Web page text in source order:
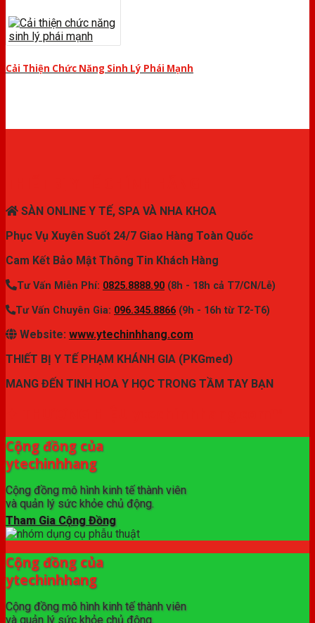
Cải Thiện Chức Năng Sinh Lý Phái Mạnh
SÀN ONLINE Y TẾ, SPA VÀ NHA KHOA
Phục Vụ Xuyên Suốt 24/7 Giao Hàng Toàn Quốc
Cam Kết Bảo Mật Thông Tin Khách Hàng
Tư Vấn Miễn Phí: 0825.8888.90 (8h - 18h cả T7/CN/Lễ)
Tư Vấn Chuyên Gia: 096.345.8866 (9h - 16h từ T2-T6)
Website: www.ytechinhhang.com
THIẾT BỊ Y TẾ PHẠM KHÁNH GIA (PKGmed)
MANG ĐẾN TINH HOA Y HỌC TRONG TẦM TAY BẠN
Cộng đồng của
ytechinhhang
Cộng đồng mô hình kinh tế thành viên
và quản lý sức khỏe chủ động.
Tham Gia Cộng Đồng
Cộng đồng của
ytechinhhang
Cộng đồng mô hình kinh tế thành viên
và quản lý sức khỏe chủ động.